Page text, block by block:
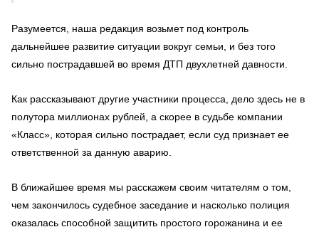
Разумеется, наша редакция возьмет под контроль
дальнейшее развитие ситуации вокруг семьи, и без того
сильно пострадавшей во время ДТП двухлетней давности.
Как рассказывают другие участники процесса, дело здесь не в
полутора миллионах рублей, а скорее в судьбе компании
«Класс», которая сильно пострадает, если суд признает ее
ответственной за данную аварию.
В ближайшее время мы расскажем своим читателям о том,
чем закончилось судебное заседание и насколько полиция
оказалась способной защитить простого горожанина и ее